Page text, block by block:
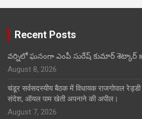
Recent Posts
వర్నిలో ఘనంగా ఎంపీ సురేష్ కుమార్ శెట్కార్
August 8, 2026
चंडूर सर्वसदस्यीय बैठक में विधायक राजगोपाल
संदेश, ऑयल पाम खेती अपनाने की अपील।
August 7, 2026